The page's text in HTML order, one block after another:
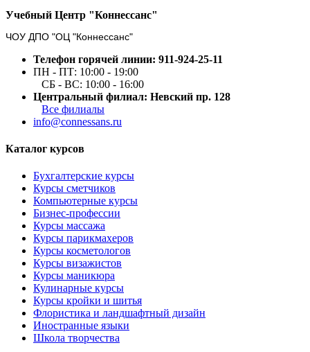
Учебный Центр "Коннессанс"
ЧОУ ДПО "ОЦ "Коннессанс"
Телефон горячей линии: 911-924-25-11
ПН - ПТ: 10:00 - 19:00
СБ - ВС: 10:00 - 16:00
Центральный филиал: Невский пр. 128
Все филиалы
info@connessans.ru
Каталог курсов
Бухгалтерские курсы
Курсы сметчиков
Компьютерные курсы
Бизнес-профессии
Курсы массажа
Курсы парикмахеров
Курсы косметологов
Курсы визажистов
Курсы маникюра
Кулинарные курсы
Курсы кройки и шитья
Флористика и ландшафтный дизайн
Иностранные языки
Школа творчества